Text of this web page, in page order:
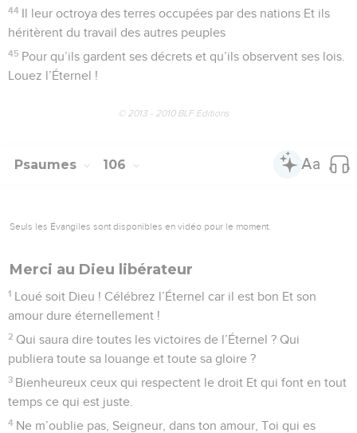
44 Il leur octroya des terres occupées par des nations Et ils
héritèrent du travail des autres peuples
45 Pour qu’ils gardent ses décrets et qu’ils observent ses lois.
Louez l’Éternel !
© 2013 - 2010 BLF Editions
Psaumes 106
Seuls les Évangiles sont disponibles en vidéo pour le moment.
Merci au Dieu libérateur
1 Loué soit Dieu ! Célébrez l’Éternel car il est bon Et son
amour dure éternellement !
2 Qui saura dire toutes les victoires de l’Éternel ? Qui
publiera toute sa louange et toute sa gloire ?
3 Bienheureux ceux qui respectent le droit Et qui font en tout
temps ce qui est juste.
4 Ne m’oublie pas, Seigneur, dans ton amour, Toi qui es